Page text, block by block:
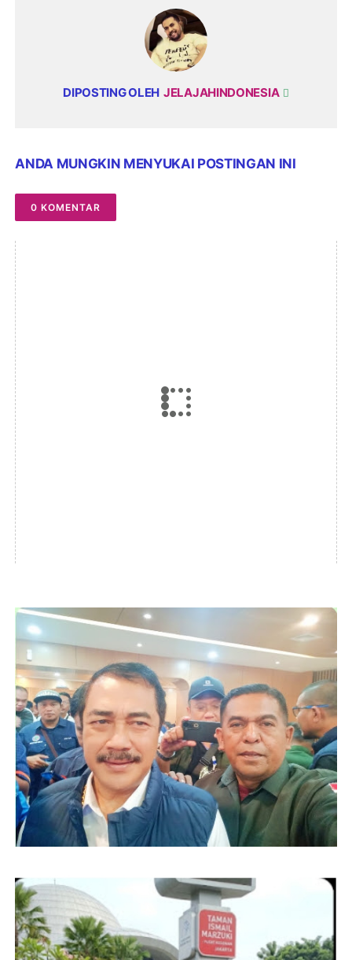
DIPOSTING OLEH JELAJAHINDONESIA
ANDA MUNGKIN MENYUKAI POSTINGAN INI
0 KOMENTAR